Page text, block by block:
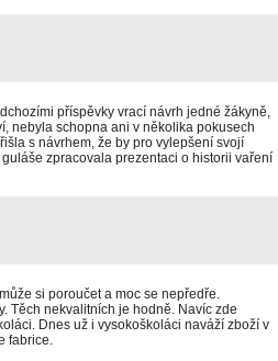
příspěvky vrací návrh jedné žákyně,
nebyla schopna ani v několika pokusech
s návrhem, že by pro vylepšení svojí
zpracovala prezentaci o historii vaření
si poroučet a moc se nepředře.
Těch nekvalitních je hodně. Navíc zde
Dnes už i vysokoškoláci naváží zboží v
fabrice.